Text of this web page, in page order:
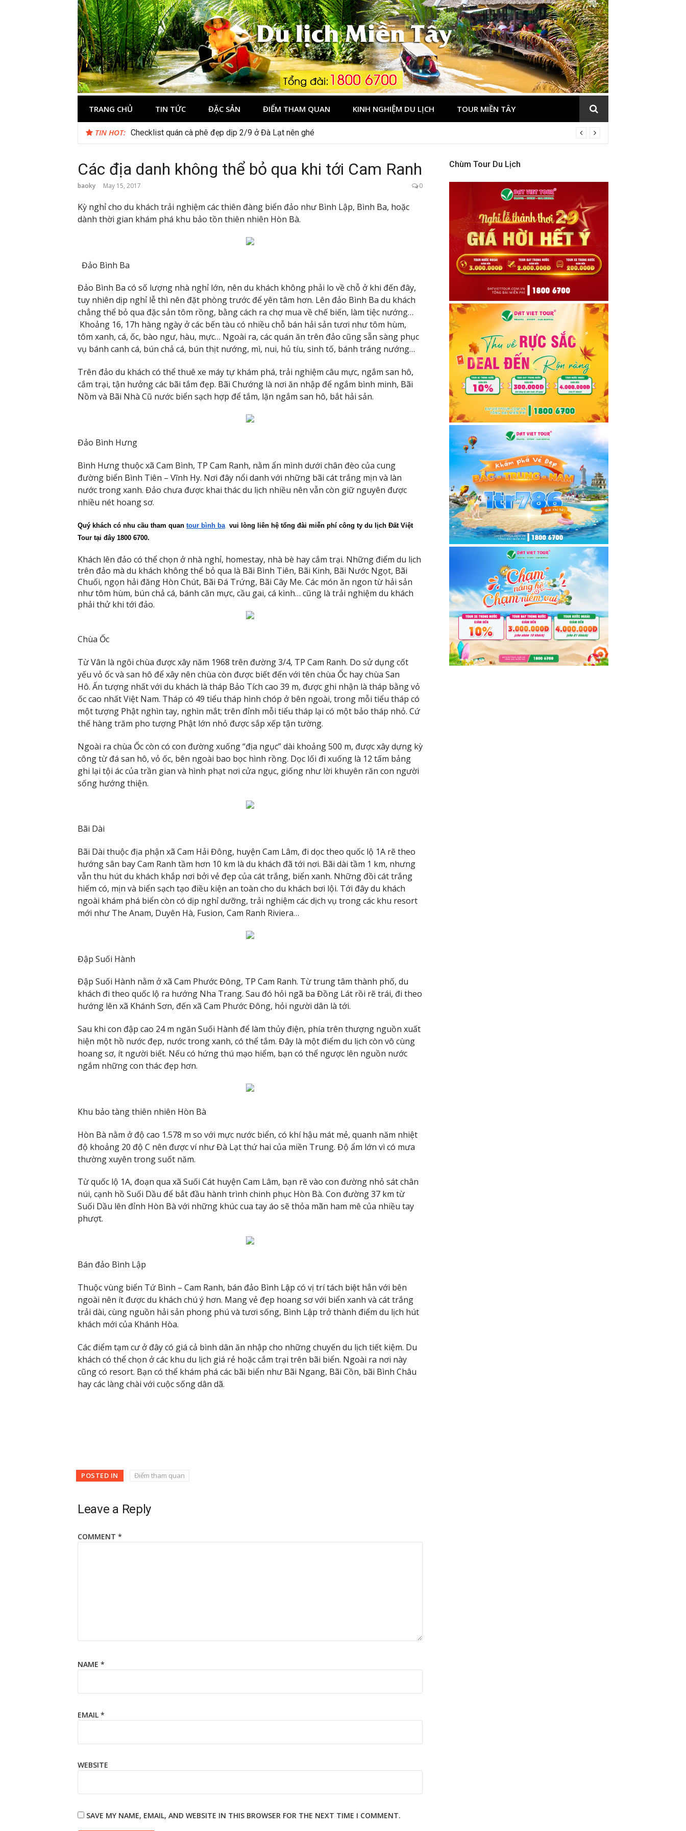
Du lịch Miền Tây
TRANG CHỦ TIN TỨC ĐẶC SẢN ĐIỂM THAM QUAN KINH NGHIỆM DU LỊCH TOUR MIỀN TÂY
TIN HOT: Du lịch Hạ Long Tết 2026: Hành trình khám phá di sản nổi tiếng
Checklist quán cà phê đẹp dịp 2/9 ở Đà Lạt nên ghé
Các địa danh không thể bỏ qua khi tới Cam Ranh
baoky May 15, 2017 0
Kỳ nghỉ cho du khách trải nghiệm các thiên đàng biển đảo như Bình Lập, Bình Ba, hoặc
dành thời gian khám phá khu bảo tồn thiên nhiên Hòn Bà.
Đảo Bình Ba
Đảo Bình Ba có số lượng nhà nghỉ lớn, nên du khách không phải lo về chỗ ở khi đến đây,
tuy nhiên dịp nghỉ lễ thì nên đặt phòng trước để yên tâm hơn. Lên đảo Bình Ba du khách
chẳng thể bỏ qua đặc sản tôm rồng, bằng cách ra chợ mua về chế biến, làm tiệc nướng…
Khoảng 16, 17h hàng ngày ở các bến tàu có nhiều chỗ bán hải sản tươi như tôm hùm,
tôm xanh, cá, ốc, bào ngư, hàu, mực… Ngoài ra, các quán ăn trên đảo cũng sẵn sàng phục
vụ bánh canh cá, bún chả cá, bún thịt nướng, mì, nui, hủ tíu, sinh tố, bánh tráng nướng…
Trên đảo du khách có thể thuê xe máy tự khám phá, trải nghiệm câu mực, ngắm san hô,
cắm trại, tận hưởng các bãi tắm đẹp. Bãi Chướng là nơi ăn nhập để ngắm bình minh, Bãi
Nồm và Bãi Nhà Cũ nước biển sạch hợp để tắm, lặn ngắm san hô, bắt hải sản.
Đảo Bình Hưng
Bình Hưng thuộc xã Cam Bình, TP Cam Ranh, nằm ẩn mình dưới chân đèo của cung
đường biển Bình Tiên – Vĩnh Hy. Nơi đây nổi danh với những bãi cát trắng mịn và làn
nước trong xanh. Đảo chưa được khai thác du lịch nhiều nên vẫn còn giữ nguyên được
nhiều nét hoang sơ.
Quý khách có nhu cầu tham quan tour bình ba vui lòng liên hệ tổng đài miễn phí công ty du lịch Đất Việt
Tour tại đây 1800 6700.
Khách lên đảo có thể chọn ở nhà nghỉ, homestay, nhà bè hay cắm trại. Những điểm du lịch
trên đảo mà du khách không thể bỏ qua là Bãi Bình Tiên, Bãi Kinh, Bãi Nước Ngọt, Bãi
Chuối, ngọn hải đăng Hòn Chút, Bãi Đá Trứng, Bãi Cây Me. Các món ăn ngon từ hải sản
như tôm hùm, bún chả cá, bánh căn mực, cầu gai, cá kình… cũng là trải nghiệm du khách
phải thử khi tới đảo.
Chùa Ốc
Từ Vân là ngôi chùa được xây năm 1968 trên đường 3/4, TP Cam Ranh. Do sử dụng cốt
yếu vỏ ốc và san hô để xây nên chùa còn được biết đến với tên chùa Ốc hay chùa San
Hô. Ấn tượng nhất với du khách là tháp Bảo Tích cao 39 m, được ghi nhận là tháp bằng vỏ
ốc cao nhất Việt Nam. Tháp có 49 tiểu tháp hình chóp ở bên ngoài, trong mỗi tiểu tháp có
một tượng Phật nghìn tay, nghìn mắt; trên đỉnh mỗi tiểu tháp lại có một bảo tháp nhỏ. Cứ
thế hàng trăm pho tượng Phật lớn nhỏ được sắp xếp tận tường.
Ngoài ra chùa Ốc còn có con đường xuống “địa ngục” dài khoảng 500 m, được xây dựng kỳ
công từ đá san hô, vỏ ốc, bên ngoài bao bọc hình rồng. Dọc lối đi xuống là 12 tấm bảng
ghi lại tội ác của trần gian và hình phạt nơi cửa ngục, giống như lời khuyên răn con người
sống hướng thiện.
Bãi Dài
Bãi Dài thuộc địa phận xã Cam Hải Đông, huyện Cam Lâm, đi dọc theo quốc lộ 1A rẽ theo
hướng sân bay Cam Ranh tầm hơn 10 km là du khách đã tới nơi. Bãi dài tầm 1 km, nhưng
vẫn thu hút du khách khắp nơi bởi vẻ đẹp của cát trắng, biển xanh. Những đồi cát trắng
hiếm có, mịn và biển sạch tạo điều kiện an toàn cho du khách bơi lội. Tới đây du khách
ngoài khám phá biển còn có dịp nghỉ dưỡng, trải nghiệm các dịch vụ trong các khu resort
mới như The Anam, Duyên Hà, Fusion, Cam Ranh Riviera…
Đập Suối Hành
Đập Suối Hành nằm ở xã Cam Phước Đông, TP Cam Ranh. Từ trung tâm thành phố, du
khách đi theo quốc lộ ra hướng Nha Trang. Sau đó hỏi ngã ba Đồng Lát rồi rẽ trái, đi theo
hướng lên xã Khánh Sơn, đến xã Cam Phước Đông, hỏi người dân là tới.
Sau khi con đập cao 24 m ngăn Suối Hành để làm thủy điện, phía trên thượng nguồn xuất
hiện một hồ nước đẹp, nước trong xanh, có thể tắm. Đây là một điểm du lịch còn vô cùng
hoang sơ, ít người biết. Nếu có hứng thú mạo hiểm, bạn có thể ngược lên nguồn nước
ngắm những con thác đẹp hơn.
Khu bảo tàng thiên nhiên Hòn Bà
Hòn Bà nằm ở độ cao 1.578 m so với mực nước biển, có khí hậu mát mẻ, quanh năm nhiệt
độ khoảng 20 độ C nên được ví như Đà Lạt thứ hai của miền Trung. Độ ẩm lớn vì có mưa
thường xuyên trong suốt năm.
Từ quốc lộ 1A, đoạn qua xã Suối Cát huyện Cam Lâm, bạn rẽ vào con đường nhỏ sát chân
núi, cạnh hồ Suối Dầu để bắt đầu hành trình chinh phục Hòn Bà. Con đường 37 km từ
Suối Dầu lên đỉnh Hòn Bà với những khúc cua tay áo sẽ thỏa mãn ham mê của nhiều tay
phượt.
Bán đảo Bình Lập
Thuộc vùng biển Tứ Bình – Cam Ranh, bán đảo Bình Lập có vị trí tách biệt hẳn với bên
ngoài nên ít được du khách chú ý hơn. Mang vẻ đẹp hoang sơ với biển xanh và cát trắng
trải dài, cùng nguồn hải sản phong phú và tươi sống, Bình Lập trở thành điểm du lịch hút
khách mới của Khánh Hòa.
Các điểm tạm cư ở đây có giá cả bình dân ăn nhập cho những chuyến du lịch tiết kiệm. Du
khách có thể chọn ở các khu du lịch giá rẻ hoặc cắm trại trên bãi biển. Ngoài ra nơi này
cũng có resort. Bạn có thể khám phá các bãi biển như Bãi Ngang, Bãi Cồn, bãi Bình Châu
hay các làng chài với cuộc sống dân dã.
POSTED IN Điểm tham quan
Leave a Reply
COMMENT *
NAME *
EMAIL *
WEBSITE
SAVE MY NAME, EMAIL, AND WEBSITE IN THIS BROWSER FOR THE NEXT TIME I COMMENT.
Chùm Tour Du Lịch